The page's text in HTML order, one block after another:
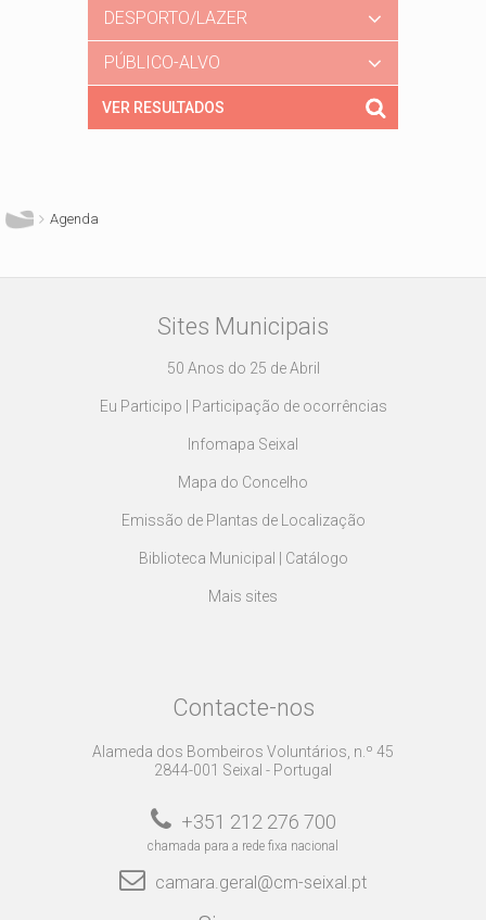
DESPORTO/LAZER
PÚBLICO-ALVO
Agenda
Sites Municipais
50 Anos do 25 de Abril
Eu Participo | Participação de ocorrências
Infomapa Seixal
Mapa do Concelho
Emissão de Plantas de Localização
Biblioteca Municipal | Catálogo
Mais sites
Contacte-nos
Alameda dos Bombeiros Voluntários, n.º 45
2844-001 Seixal - Portugal
+351 212 276 700
chamada para a rede fixa nacional
camara.geral@cm-seixal.pt